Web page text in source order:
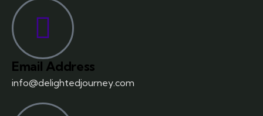
Email Address
info@delightedjourney.com